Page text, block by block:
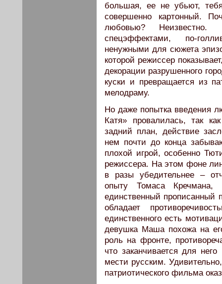
большая, ее не убьют,
совершенно картонный.
любовью? Неизвестно.
спецэффектами, по-
ненужными для сюжета
которой режиссер
декорации разрушенного
куски и превращается из
мелодраму.
Но даже попытка введения
Катя» провалилась, так
задний план, действие
нем почти до конца
плохой игрой, особенно
режиссера. На этом фоне
в разы убедительнее –
опыту Томаса
единственный прописанный
обладает
единственного есть
девушка Маша похожа на
роль на фронте,
что заканчивается для
мести русским.
патриотического фильма